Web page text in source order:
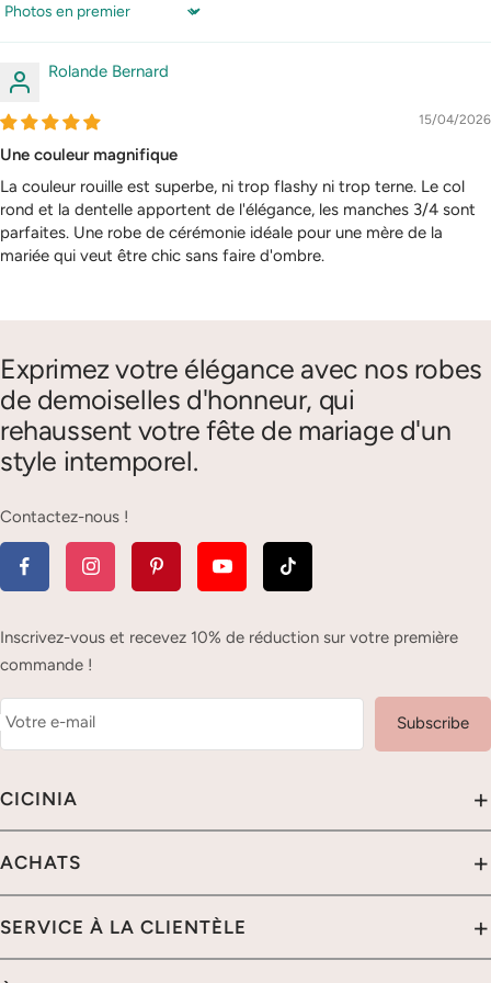
Sort by
Rolande Bernard
15/04/2026
Une couleur magnifique
La couleur rouille est superbe, ni trop flashy ni trop terne. Le col
rond et la dentelle apportent de l'élégance, les manches 3/4 sont
parfaites. Une robe de cérémonie idéale pour une mère de la
mariée qui veut être chic sans faire d'ombre.
Exprimez votre élégance avec nos robes
de demoiselles d'honneur, qui
rehaussent votre fête de mariage d'un
style intemporel.
Contactez-nous !
Inscrivez-vous et recevez 10% de réduction sur votre première
commande !
Votre e-mail Subscribe
CICINIA +
NOTRE GARANTIE
ACHATS +
SERVICE À LA CLIENTÈLE +